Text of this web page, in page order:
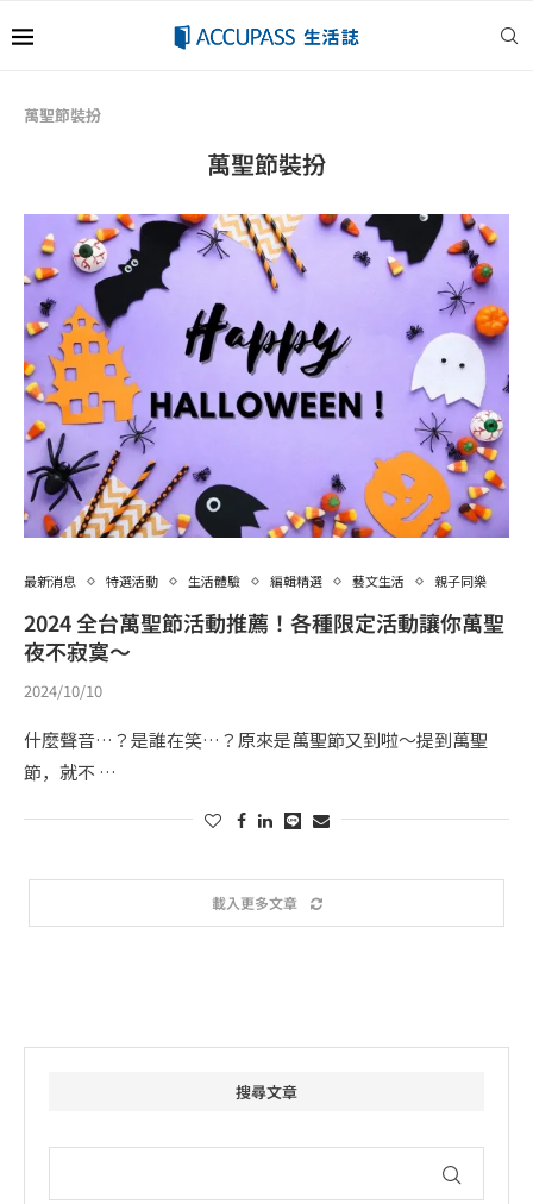
萬聖節裝扮
萬聖節裝扮
最新消息 特選活動 生活體驗 編輯精選 藝文生活 親子同樂
2024 全台萬聖節活動推薦！各種限定活動讓你萬聖
夜不寂寞～
2024/10/10
什麼聲音…？是誰在笑…？原來是萬聖節又到啦～提到萬聖
節，就不 …
載入更多文章
搜尋文章